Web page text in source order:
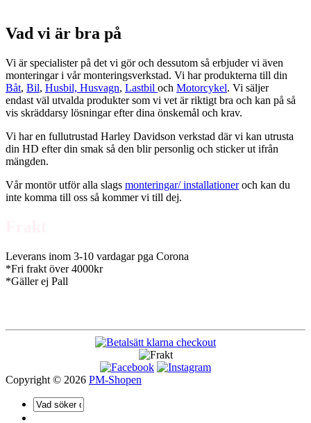
Vad vi är bra på
Vi är specialister på det vi gör och dessutom så erbjuder vi även
monteringar i vår monteringsverkstad. Vi har produkterna till din
Båt, Bil, Husbil, Husvagn, Lastbil och Motorcykel. Vi säljer
endast väl utvalda produkter som vi vet är riktigt bra och kan på så
vis skräddarsy lösningar efter dina önskemål och krav.
Vi har en fullutrustad Harley Davidson verkstad där vi kan utrusta
din HD efter din smak så den blir personlig och sticker ut ifrån
mängden.
Vår montör utför alla slags monteringar/ installationeroch kan du
inte komma till oss så kommer vi till dej.
Leverans inom 3-10 vardagar pga Corona
*Fri frakt över 4000kr
*Gäller ej Pall
Copyright © 2026 PM-Shopen